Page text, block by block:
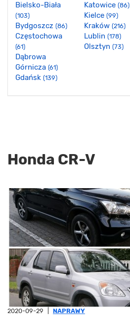
Bielsko-Biała
(103)
Bydgoszcz (86)
Częstochowa
(61)
Dąbrowa
Górnicza (61)
Gdańsk (139)
Katowice (86)
Kielce (99)
Kraków (216)
Lublin (178)
Olsztyn (73)
Honda CR-V
2020-09-29 NAPRAWY